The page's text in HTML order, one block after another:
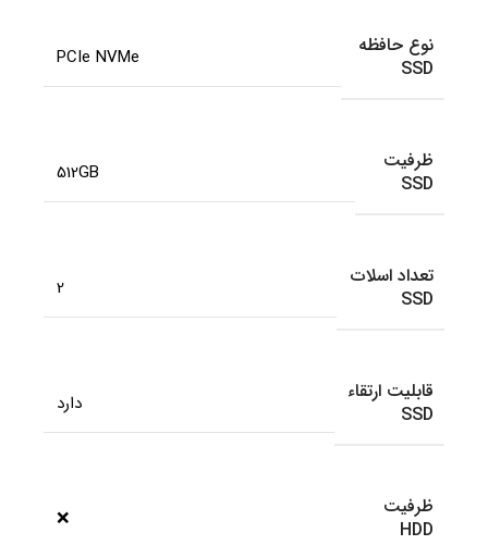
نوع حافظه
SSD
PCIe NVMe
ظرفیت
SSD
512GB
تعداد اسلات
SSD
2
قابلیت ارتقاء
SSD
دارد
ظرفیت
HDD
❌